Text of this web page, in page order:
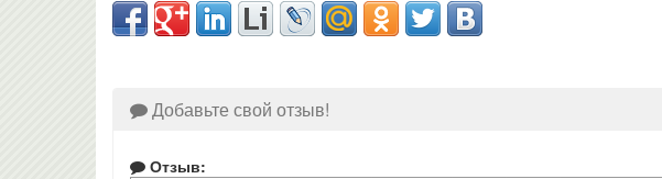
Добавьте свой отзыв!
Отзыв: